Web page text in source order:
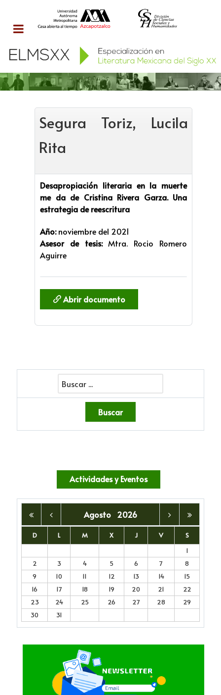
Segura Toriz, Lucila
Rita
Desapropiación literaria en la muerte
me da de Cristina Rivera Garza. Una
estrategia de reescritura
Año:noviembre del 2021
Asesor de tesis:Mtra. Rocio Romero
Aguirre
Abrir documento
Actividades y Eventos
Agosto 2026
D L M X J V
S
1
2
3 4 5 6 7
8
9
10 11 12 13 14
15
16
17 18 19 20 21
22
23
24 25 26 27 28
29
30
31